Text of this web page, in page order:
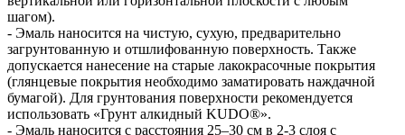
шагом).
- Эмаль наносится на чистую, сухую, предварительно
загрунтованную и отшлифованную поверхность. Также
допускается нанесение на старые лакокрасочные покрытия
(глянцевые покрытия необходимо заматировать наждачной
бумагой). Для грунтования поверхности рекомендуется
использовать «Грунт алкидный KUDO®».
- Эмаль наносится с расстояния 25–30 см в 2-3 слоя с